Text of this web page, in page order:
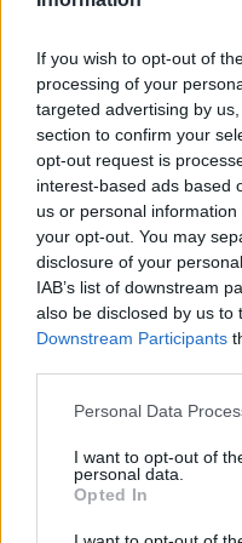
If you wish to opt-out of
processing of your
targeted advertising by
section to confirm your
opt-out request is
interest-based ads based
us or personal
your opt-out. You may
disclosure of your
IAB’s list of downstream
also be disclosed by us to
Downstream Participants
Personal Data
I want to opt-out of
personal data.
Opted In
že pro spotřebitele bude
Směrnice má přitom
záruční doby, zlepšit
výrobcům, aby zásahy do
znemožňovali. Nestanovuje
způsob výpočtu ceny
David Chytil: Právo na
31.7.2026
Diskuse: 32
začne v Evropě měnit.
vybraných výrobků i po
dostupnost náhradních dílů.
přispět ke snížení množství